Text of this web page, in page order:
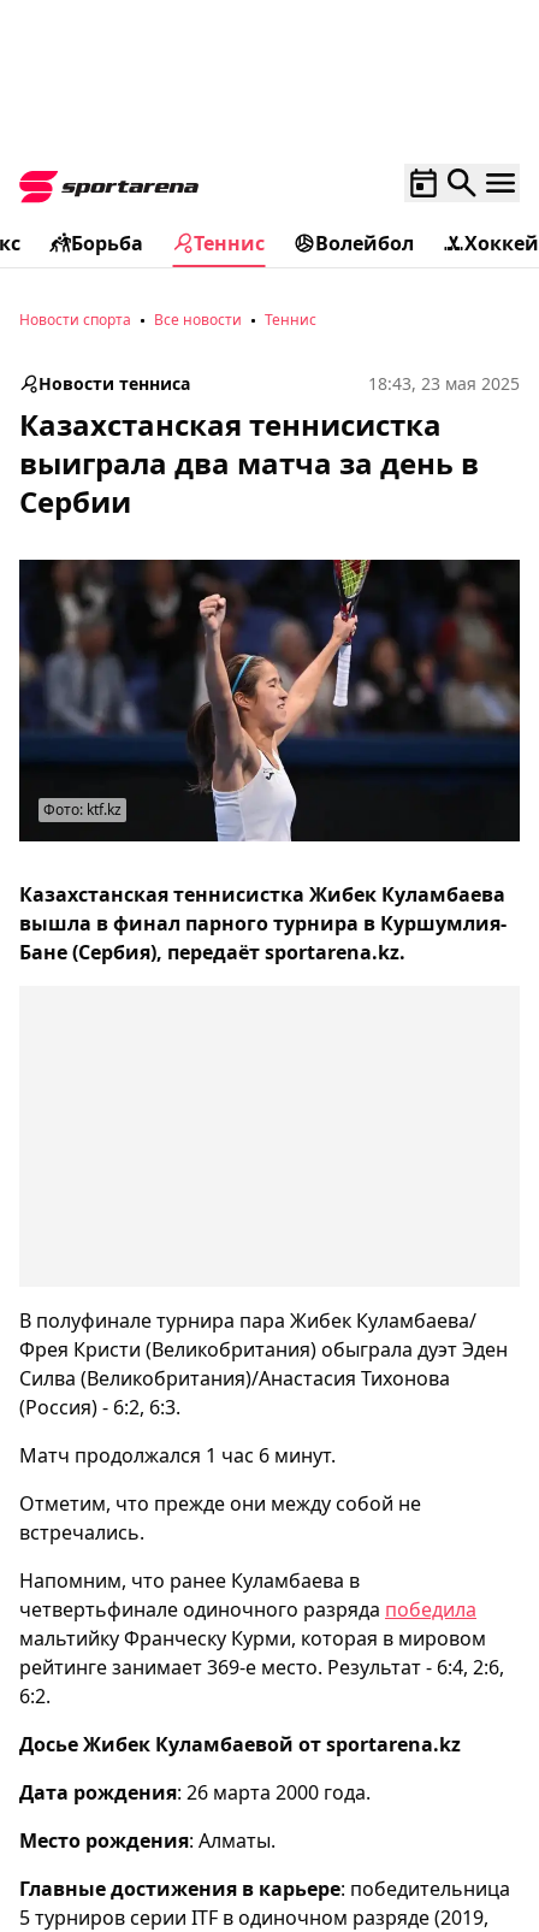
Борьба Теннис Волейбол Хоккей
Новости спорта Все новости Теннис
Новости тенниса 18:43, 23 мая 2025
Казахстанская теннисистка
выиграла два матча за день в
Сербии
Фото: ktf.kz
Казахстанская теннисистка Жибек Куламбаева
вышла в финал парного турнира в Куршумлия-
Бане (Сербия), передаёт sportarena.kz.
В полуфинале турнира пара Жибек Куламбаева/
Фрея Кристи (Великобритания) обыграла дуэт Эден
Силва (Великобритания)/Анастасия Тихонова
(Россия) - 6:2, 6:3.
Матч продолжался 1 час 6 минут.
Отметим, что прежде они между собой не
встречались.
Напомним, что ранее Куламбаева в
четвертьфинале одиночного разряда победила
мальтийку Франческу Курми, которая в мировом
рейтинге занимает 369-е место. Результат - 6:4, 2:6,
6:2.
Досье Жибек Куламбаевой от sportarena.kz
Дата рождения: 26 марта 2000 года.
Место рождения: Алматы.
Главные достижения в карьере: победительница
5 турниров серии ITF в одиночном разряде (2019,